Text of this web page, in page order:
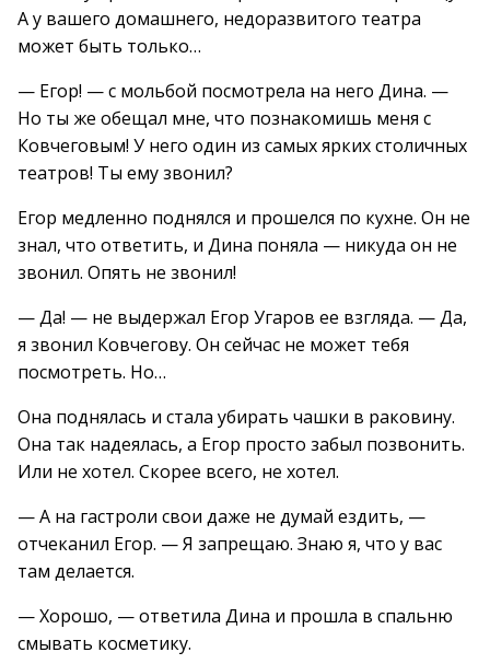
А у вашего домашнего, недоразвитого театра
может быть только…
— Егор! — с мольбой посмотрела на него Дина. —
Но ты же обещал мне, что познакомишь меня с
Ковчеговым! У него один из самых ярких столичных
театров! Ты ему звонил?
Егор медленно поднялся и прошелся по кухне. Он не
знал, что ответить, и Дина поняла — никуда он не
звонил. Опять не звонил!
— Да! — не выдержал Егор Угаров ее взгляда. — Да,
я звонил Ковчегову. Он сейчас не может тебя
посмотреть. Но…
Она поднялась и стала убирать чашки в раковину.
Она так надеялась, а Егор просто забыл позвонить.
Или не хотел. Скорее всего, не хотел.
— А на гастроли свои даже не думай ездить, —
отчеканил Егор. — Я запрещаю. Знаю я, что у вас
там делается.
— Хорошо, — ответила Дина и прошла в спальню
смывать косметику.